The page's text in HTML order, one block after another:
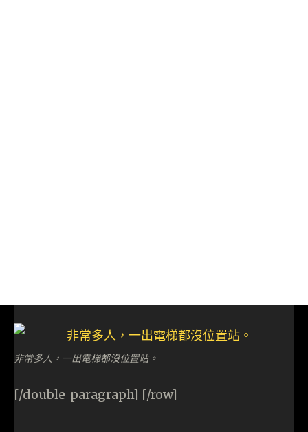
非常多人，一出電梯都沒位置站。
[/double_paragraph] [/row]